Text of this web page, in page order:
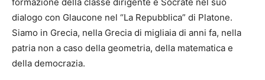
formazione della classe dirigente è Socrate nel suo
dialogo con Glaucone nel “La Repubblica” di Platone.
Siamo in Grecia, nella Grecia di migliaia di anni fa, nella
patria non a caso della geometria, della matematica e
della democrazia.